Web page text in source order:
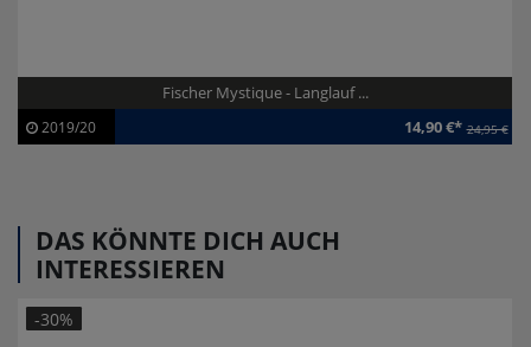
Fischer Mystique - Langlauf ...
Artikel-ID:
110206
2019/20 14,90 €* 24,95 €
DAS KÖNNTE DICH AUCH
INTERESSIEREN
-30%